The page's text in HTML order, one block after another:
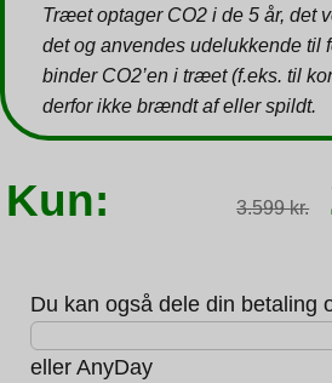
Træet optager CO2 i de 5 år, det
det og anvendes udelukkende til
binder CO2’en i træet (f.eks. til
derfor ikke brændt af eller spildt.
Kun: 3.599kr.
Du kan også dele din betaling
eller AnyDay